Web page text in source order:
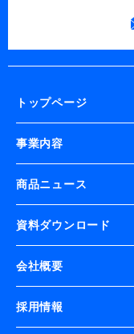
トップページ
事業内容
商品ニュース
資料ダウンロード
会社概要
採用情報